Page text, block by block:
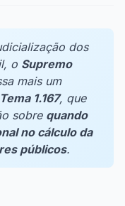
dos
o Supremo
mais um
Tema 1.167, que
sobre quando
no cálculo da
públicos.